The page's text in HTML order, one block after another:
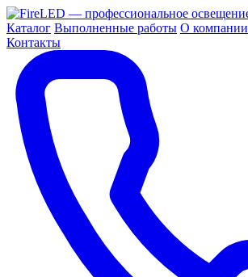
Каталог Выполненные работы О компании
Контакты